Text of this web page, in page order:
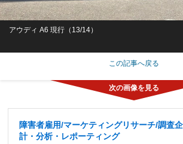
アウディ A6 現行（13/14）
この記事へ戻る
障害者雇用/マーケティングリサーチ/調査
計・分析・レポーティング